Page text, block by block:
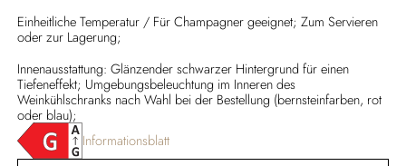
Einheitliche Temperatur / Für Champagner geeignet; Zum Servieren
oder zur Lagerung;
Innenausstattung: Glänzender schwarzer Hintergrund für einen
Tiefeneffekt; Umgebungsbeleuchtung im Inneren des
Weinkühlschranks nach Wahl bei der Bestellung (bernsteinfarben, rot
oder blau);
Informationsblatt